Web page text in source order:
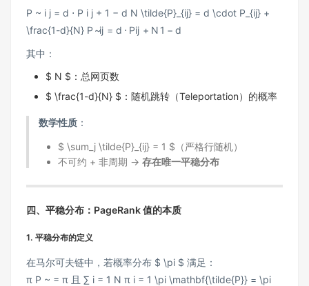
P ~ i j = d ⋅ P i j + 1 − d N \tilde{P}_{ij} = d \cdot P_{ij} +
\frac{1-d}{N} P ~ij = d ⋅ Pij + N 1 − d
其中：
$ N $：总网页数
$ \frac{1-d}{N} $：随机跳转（Teleportation）的概率
数学性质：
$ \sum_j \tilde{P}_{ij} = 1 $（严格行随机）
不可约 + 非周期 → 存在唯一平稳分布
四、平稳分布：PageRank 值的本质
1. 平稳分布的定义
在马尔可夫链中，若概率分布 $ \pi $ 满足：
π P ~ = π 且 ∑ i = 1 N π i = 1 \pi \mathbf{\tilde{P}} = \pi